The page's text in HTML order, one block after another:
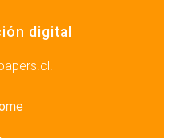
digital